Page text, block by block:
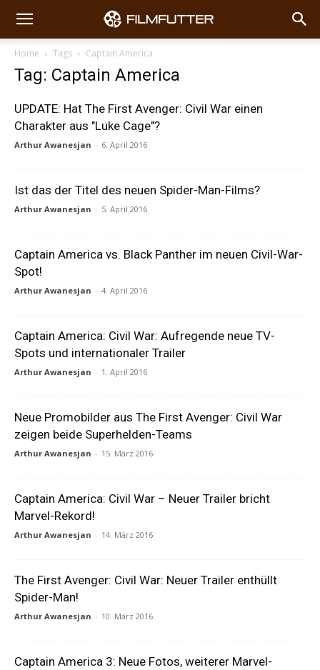
Home Tags Captain America
Tag: Captain America
UPDATE: Hat The First Avenger: Civil War einen
Charakter aus "Luke Cage"?
Arthur Awanesjan - 6. April 2016
Ist das der Titel des neuen Spider-Man-Films?
Arthur Awanesjan - 5. April 2016
Captain America vs. Black Panther im neuen Civil-War-
Spot!
Arthur Awanesjan - 4. April 2016
Captain America: Civil War: Aufregende neue TV-
Spots und internationaler Trailer
Arthur Awanesjan - 1. April 2016
Neue Promobilder aus The First Avenger: Civil War
zeigen beide Superhelden-Teams
Arthur Awanesjan - 15. März 2016
Captain America: Civil War – Neuer Trailer bricht
Marvel-Rekord!
Arthur Awanesjan - 14. März 2016
The First Avenger: Civil War: Neuer Trailer enthüllt
Spider-Man!
Arthur Awanesjan - 10. März 2016
Captain America 3: Neue Fotos, weiterer Marvel-